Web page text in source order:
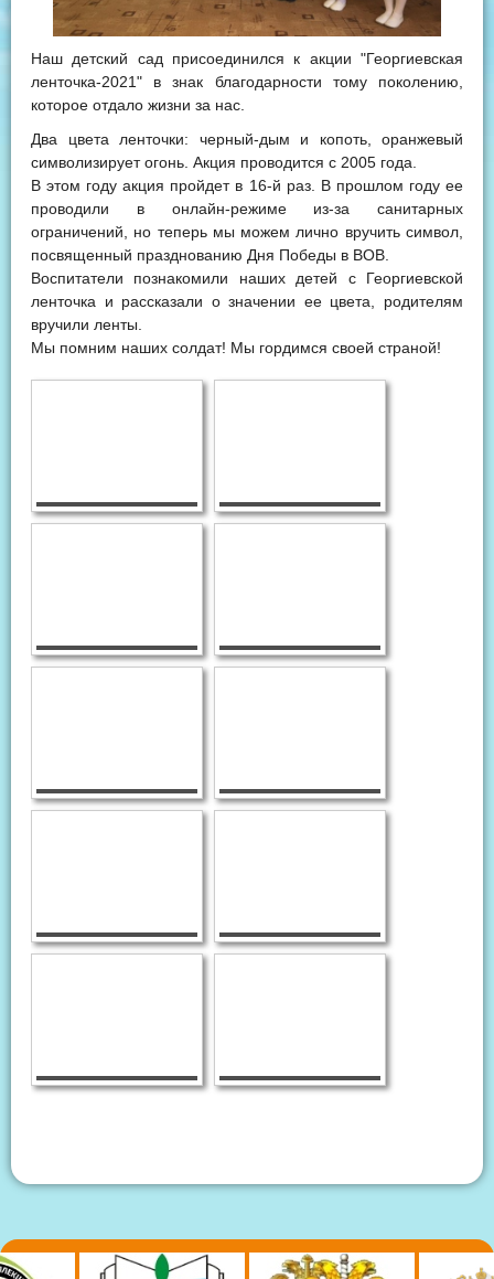
Наш детский сад присоединился к акции "Георгиевская
ленточка-2021" в знак благодарности тому поколению,
которое отдало жизни за нас.
Два цвета ленточки: черный-дым и копоть, оранжевый
символизирует огонь. Акция проводится с 2005 года.
В этом году акция пройдет в 16-й раз. В прошлом году ее
проводили в онлайн-режиме из-за санитарных
ограничений, но теперь мы можем лично вручить символ,
посвященный празднованию Дня Победы в ВОВ.
Воспитатели познакомили наших детей с Георгиевской
ленточка и рассказали о значении ее цвета, родителям
вручили ленты.
Мы помним наших солдат! Мы гордимся своей страной!